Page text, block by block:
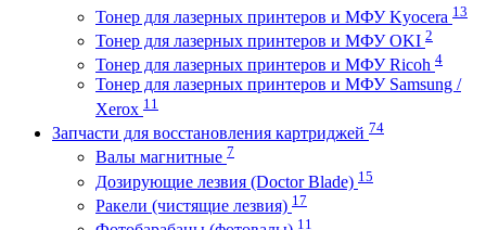
Тонер для лазерных принтеров и МФУ Kyocera 13
Тонер для лазерных принтеров и МФУ OKI 2
Тонер для лазерных принтеров и МФУ Ricoh 4
Тонер для лазерных принтеров и МФУ Samsung /
Xerox 11
Запчасти для восстановления картриджей 74
Валы магнитные 7
Дозирующие лезвия (Doctor Blade) 15
Ракели (чистящие лезвия) 17
11